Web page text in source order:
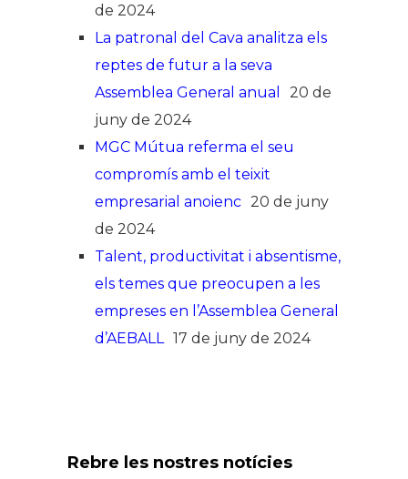
de 2024
La patronal del Cava analitza els
reptes de futur a la seva
Assemblea General anual
20 de
juny de 2024
MGC Mútua referma el seu
compromís amb el teixit
empresarial anoienc 20 de juny
de 2024
Talent, productivitat i absentisme,
els temes que preocupen a les
empreses en l’Assemblea General
d’AEBALL
17 de juny de 2024
Rebre les nostres notícies